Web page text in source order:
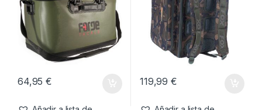
27,99€
Añadir a lista de
deseos
7,99€
Añadir a lista de
deseos
Bolsos, Carryall
Forge Tackle Table Top Bag
Bolsos, Mochilas
Fox Camolite Ruckall